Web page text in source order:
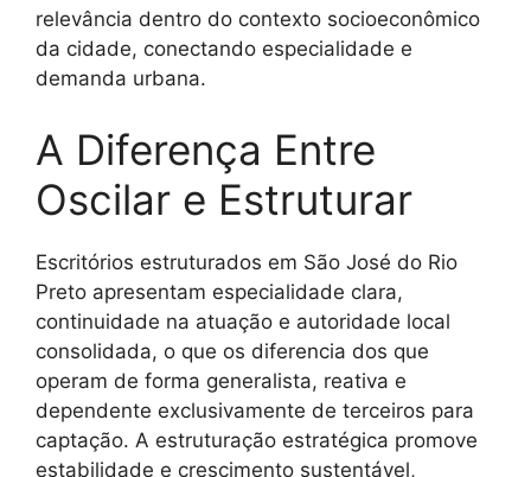
relevância dentro do contexto socioeconômico
da cidade, conectando especialidade e
demanda urbana.
A Diferença Entre
Oscilar e Estruturar
Escritórios estruturados em São José do Rio
Preto apresentam especialidade clara,
continuidade na atuação e autoridade local
consolidada, o que os diferencia dos que
operam de forma generalista, reativa e
dependente exclusivamente de terceiros para
captação. A estruturação estratégica promove
estabilidade e crescimento sustentável,